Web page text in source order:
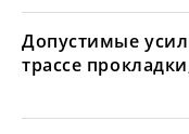
Допустимые
трассе